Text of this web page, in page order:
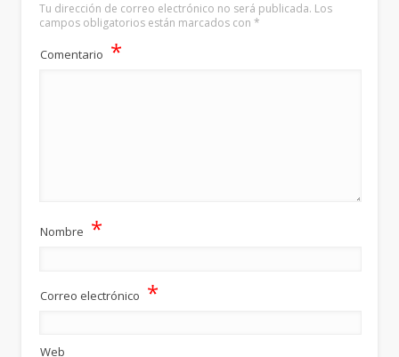
Tu dirección de correo electrónico no será publicada. Los
campos obligatorios están marcados con*
Comentario *
Nombre *
Correo electrónico *
Web